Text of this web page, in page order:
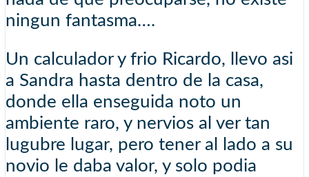
ningun fantasma….
Un calculador y frio Ricardo, llevo asi
a Sandra hasta dentro de la casa,
donde ella enseguida noto un
ambiente raro, y nervios al ver tan
lugubre lugar, pero tener al lado a su
novio le daba valor, y solo podia